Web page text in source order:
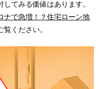
てみる価値はあります。
ナで急増！？住宅ローン地
覧ください。